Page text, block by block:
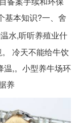
基本知识?一、舍
水,听听养殖业什
冷天不能给牛饮
温,。小型养牛场环
养